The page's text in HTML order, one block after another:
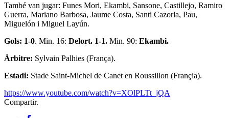
També van jugar: Funes Mori, Ekambi, Sansone, Castillejo, Ramiro
Guerra, Mariano Barbosa, Jaume Costa, Santi Cazorla, Pau,
Miguelón i Miguel Layún.
Gols: 1-0. Min. 16: Delort. 1-1. Min. 90: Ekambi.
Àrbitre: Sylvain Palhies (França).
Estadi: Stade Saint-Michel de Canet en Roussillon (Françia).
https://www.youtube.com/watch?v=XOlPLTt_jQA
Compartir.